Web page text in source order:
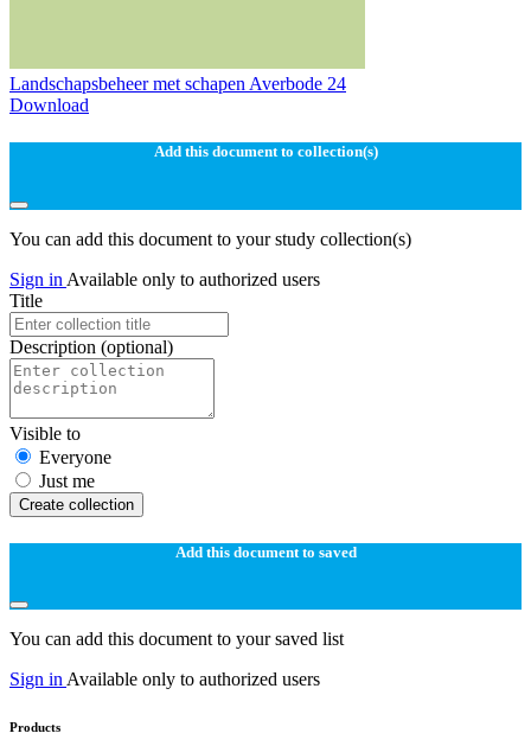
Landschapsbeheer met schapen Averbode 24
Download
Add this document to collection(s)
You can add this document to your study collection(s)
Sign in Available only to authorized users
Title
Description (optional)
Visible to
Everyone
Just me
Create collection
Add this document to saved
You can add this document to your saved list
Sign in Available only to authorized users
Products